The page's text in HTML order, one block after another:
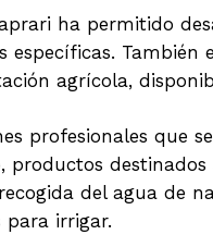
ha permitido
específicas.
agrícola,
profesionales que
productos
del agua de
para irrigar.